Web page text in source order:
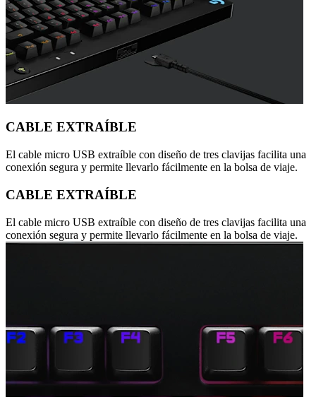
CABLE EXTRAÍBLE
El cable micro USB extraíble con diseño de tres clavijas facilita una
conexión segura y permite llevarlo fácilmente en la bolsa de viaje.
CABLE EXTRAÍBLE
El cable micro USB extraíble con diseño de tres clavijas facilita una
conexión segura y permite llevarlo fácilmente en la bolsa de viaje.